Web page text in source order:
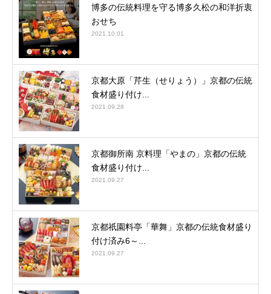
博多の伝統料理を守る博多久松の和洋折衷
おせち
2021.10.01
京都大原「芹生（せりょう）」京都の伝統
食材盛り付け...
2021.09.28
京都御所南 京料理「やまの」京都の伝統
食材盛り付け...
2021.09.27
京都祇園料亭「華舞」京都の伝統食材盛り
付け済み6～...
2021.09.27